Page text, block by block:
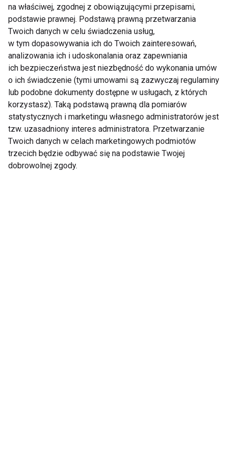
Wpływ kolorów na
nastrój i apetyt –
psychologia jedzenia
Poznaj 3 przepisy na
fit letnie sałatki
„Dobry" i „zły"
cholesterol - co warto
wiedzieć na ich temat i
jak zadbać o
Top 5 Przepisów Fit z
Arbuza
na właściwej, zgodnej z obowiązującymi przepisami,
podstawie prawnej. Podstawą prawną przetwarzania
Twoich danych w celu świadczenia usług,
w tym dopasowywania ich do Twoich zainteresowań,
analizowania ich i udoskonalania oraz zapewniania
ich bezpieczeństwa jest niezbędność do wykonania umów
o ich świadczenie (tymi umowami są zazwyczaj regulaminy
lub podobne dokumenty dostępne w usługach, z których
korzystasz). Taką podstawą prawną dla pomiarów
statystycznych i marketingu własnego administratorów jest
tzw. uzasadniony interes administratora. Przetwarzanie
Twoich danych w celach marketingowych podmiotów
trzecich będzie odbywać się na podstawie Twojej
dobrowolnej zgody.